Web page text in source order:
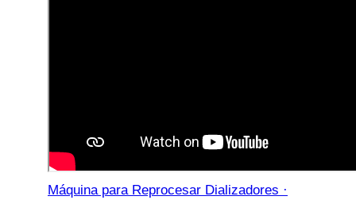
Máquina para Reprocesar Dializadores ·